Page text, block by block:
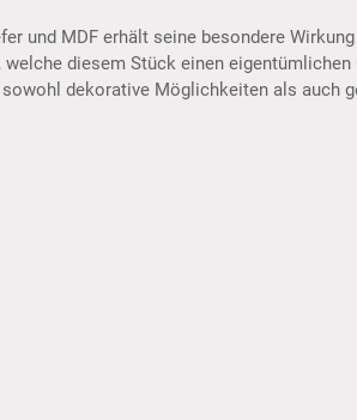
und MDF erhält seine besondere
diesem Stück einen
dekorative Möglichkeiten als auch